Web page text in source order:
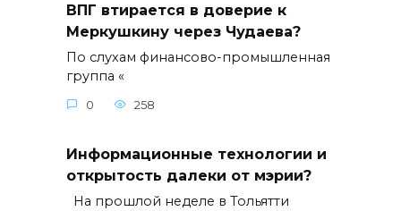
ВПГ втирается в доверие к
Меркушкину через Чудаева?
По слухам финансово-промышленная
группа «
0 258
Информационные технологии и
открытость далеки от мэрии?
На прошлой неделе в Тольятти